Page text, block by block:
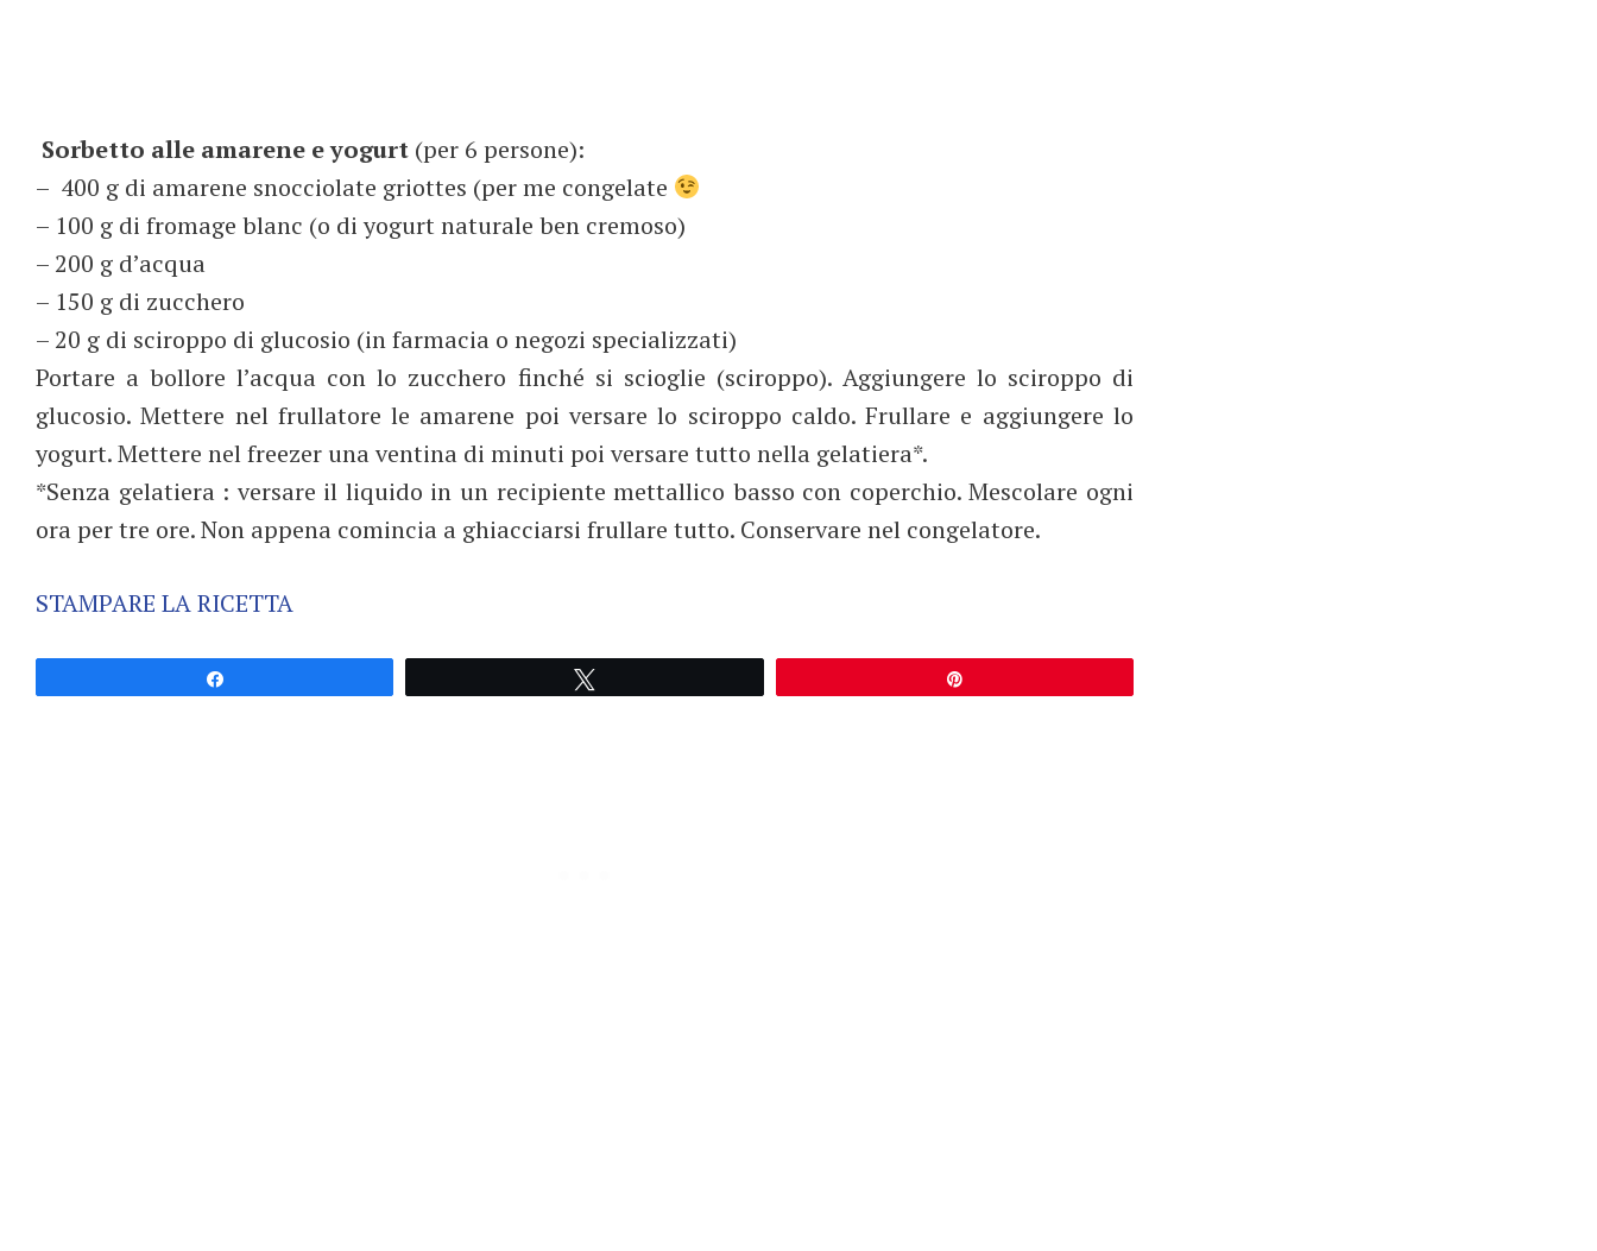
Sorbetto alle amarene e yogurt (per 6 persone):
– 400 g di amarene snocciolate griottes (per me congelate
– 100 g di fromage blanc (o di yogurt naturale ben cremoso)
– 200 g d’acqua
– 150 g di zucchero
– 20 g di sciroppo di glucosio (in farmacia o negozi specializzati)
Portare a bollore l’acqua con lo zucchero finché si scioglie (sciroppo). Aggiungere lo sciroppo di
glucosio. Mettere nel frullatore le amarene poi versare lo sciroppo caldo. Frullare e aggiungere lo
yogurt. Mettere nel freezer una ventina di minuti poi versare tutto nella gelatiera*.
*Senza gelatiera : versare il liquido in un recipiente mettallico basso con coperchio. Mescolare ogni
ora per tre ore. Non appena comincia a ghiacciarsi frullare tutto. Conservare nel congelatore.
STAMPARE LA RICETTA